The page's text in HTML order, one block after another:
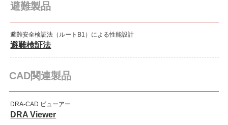
避難製品
避難安全検証法（ルートB1）による性能設計
避難検証法
CAD関連製品
DRA-CAD ビューアー
DRA Viewer